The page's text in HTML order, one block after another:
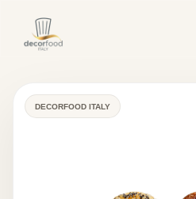
DECORFOOD ITALY